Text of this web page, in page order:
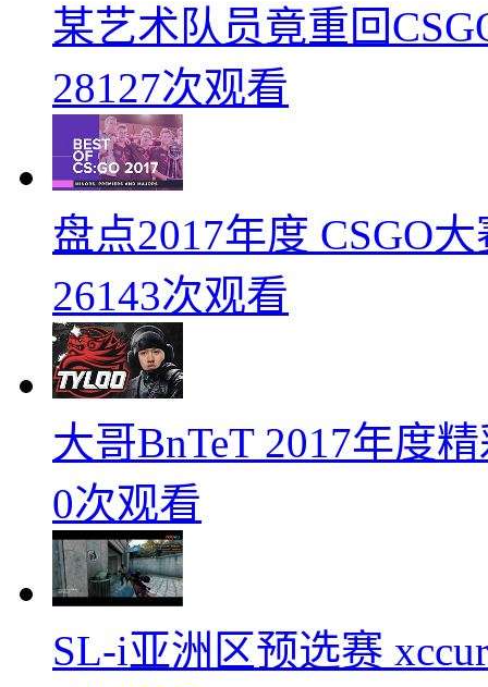
某艺术队员竟重回
28127次观看
盘点2017年度 CSGO
26143次观看
大哥BnTeT 2017年度
0次观看
SL-i亚洲区预选赛